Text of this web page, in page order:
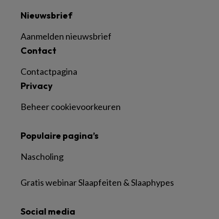
Nieuwsbrief
Aanmelden nieuwsbrief
Contact
Contactpagina
Privacy
Beheer cookievoorkeuren
Populaire pagina’s
Nascholing
Gratis webinar Slaapfeiten & Slaaphypes
Social media